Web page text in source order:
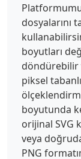
dosyalarını
boyutları
döndürebilir
piksel
boyutunda
orijinal SVG
veya
PNG